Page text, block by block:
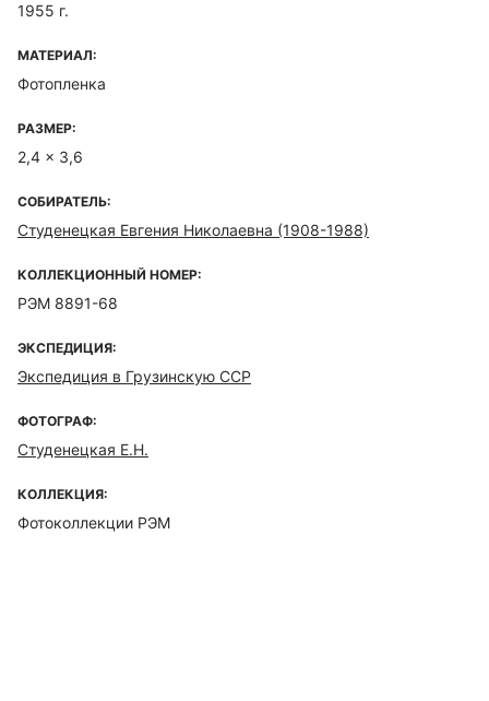
1955 г.
МАТЕРИАЛ:
Фотопленка
РАЗМЕР:
2,4 x 3,6
СОБИРАТЕЛЬ:
Студенецкая Евгения Николаевна (1908-1988)
КОЛЛЕКЦИОННЫЙ НОМЕР:
РЭМ 8891-68
ЭКСПЕДИЦИЯ:
Экспедиция в Грузинскую ССР
ФОТОГРАФ:
Студенецкая Е.Н.
КОЛЛЕКЦИЯ:
Фотоколлекции РЭМ